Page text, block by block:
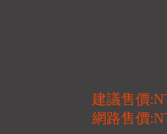
建議售價
網路售價